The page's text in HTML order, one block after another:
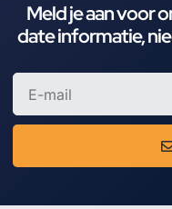
Meld je aan voor
date informatie,